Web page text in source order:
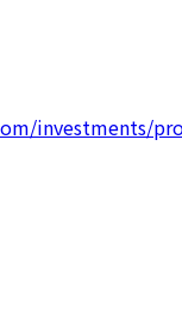
investments/